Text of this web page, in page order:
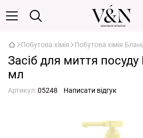
Побутова хімія Побутова хімія
Засіб для миття посуду
мл
Артикул:05248 Написати відгук